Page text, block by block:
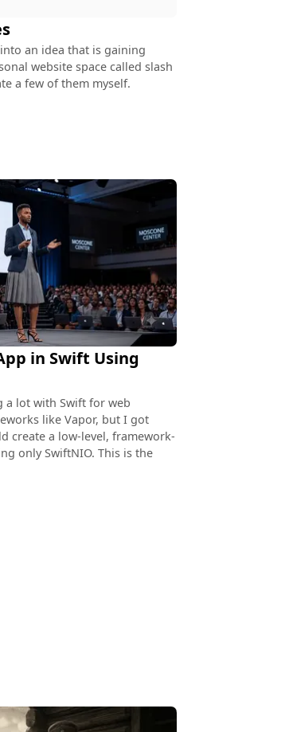
an idea that is gaining
website space called slash
a few of them myself.
in Swift Using
a lot with Swift for web
like Vapor, but I got
create a low-level, framework-
only SwiftNIO. This is the